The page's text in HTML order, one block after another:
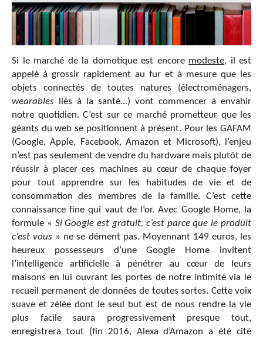
Si le marché de la domotique est encore modeste, il est
appelé à grossir rapidement au fur et à mesure que les
objets connectés de toutes natures (électroménagers,
wearables liés à la santé…) vont commencer à envahir
notre quotidien. C’est sur ce marché prometteur que les
géants du web se positionnent à présent. Pour les GAFAM
(Google, Apple, Facebook, Amazon et Microsoft), l’enjeu
n’est pas seulement de vendre du hardware mais plutôt de
réussir à placer ces machines au cœur de chaque foyer
pour tout apprendre sur les habitudes de vie et de
consommation des membres de la famille. C’est cette
connaissance fine qui vaut de l’or. Avec Google Home, la
formule « Si Google est gratuit, c’est parce que le produit
c’est vous » ne se dément pas. Moyennant 149 euros, les
heureux possesseurs d’une Google Home invitent
l’intelligence artificielle à pénétrer au cœur de leurs
maisons en lui ouvrant les portes de notre intimité via le
recueil permanent de données de toutes sortes. Cette voix
suave et zélée dont le seul but est de nous rendre la vie
plus facile saura progressivement presque tout,
enregistrera tout (fin 2016, Alexa d’Amazon a été cité